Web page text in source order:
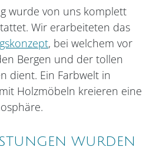
wurde von uns komplett
Wir erarbeiteten das
, bei welchem vor
Bergen und der tollen
dient. Ein Farbwelt in
Holzmöbeln kreieren eine
WURDEN